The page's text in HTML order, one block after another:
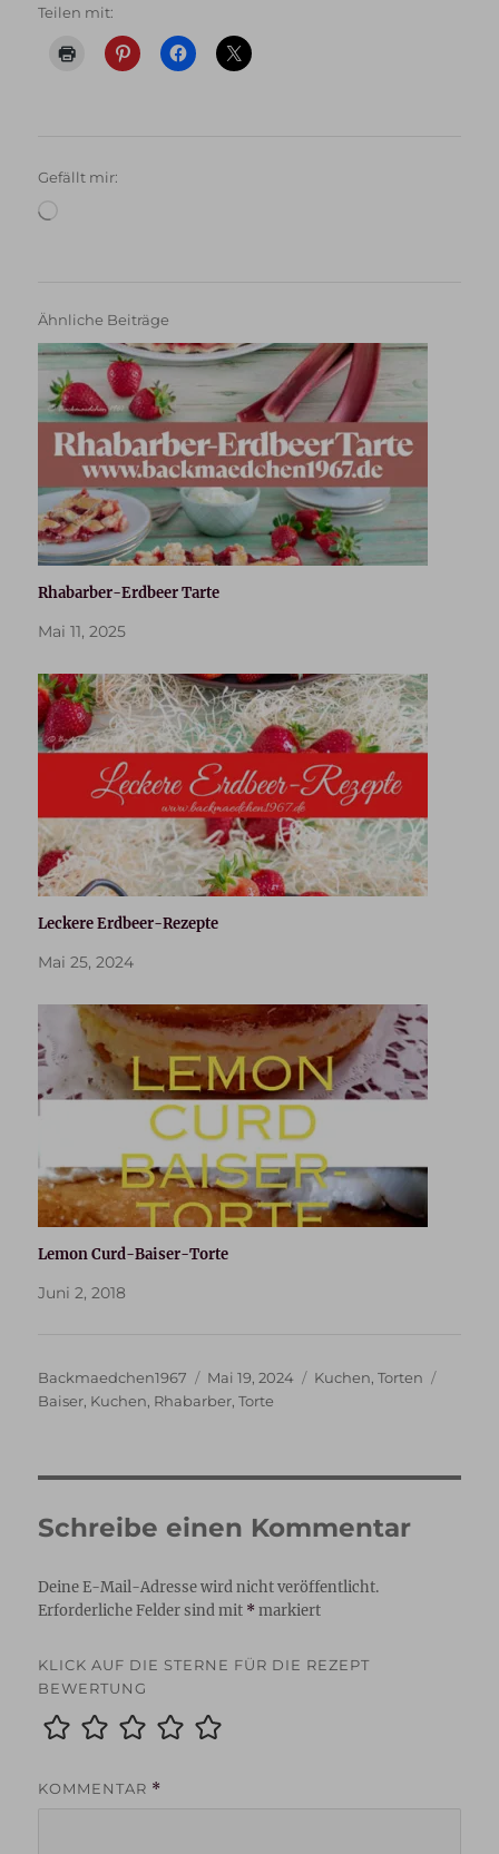
Teilen mit:
Gefällt mir:
Ähnliche Beiträge
Rhabarber-Erdbeer Tarte
Mai 11, 2025
Leckere Erdbeer-Rezepte
Mai 25, 2024
Lemon Curd-Baiser-Torte
Juni 2, 2018
Autor
Backmaedchen1967
Veröffentlicht
am
Mai 19, 2024 Kategorien
Kuchen,Torten
Baiser, Kuchen, Rhabarber,Torte
Schreibe einen Kommentar
Deine E-Mail-Adresse wird nicht veröffentlicht.
Erforderliche Felder sind mit *markiert
KLICK AUF DIE STERNE FÜR DIE REZEPT
BEWERTUNG
KOMMENTAR *